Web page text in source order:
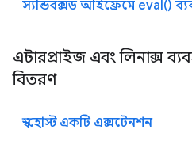
স্যান্ডবক্সড আইফ্রেমে eval()
এন্টারপ্রাইজ এবং লিনাক্স
বিতরণ
স্ব-হোস্ট একটি এক্সটেনশন